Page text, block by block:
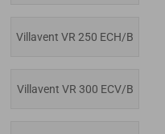
Villavent VR 250 ECH/B
Villavent VR 300 ECV/B